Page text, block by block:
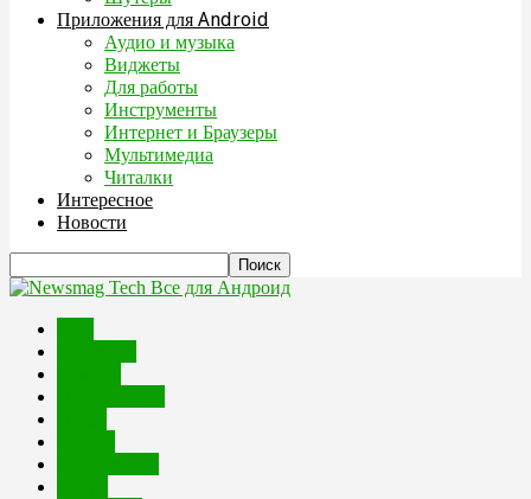
Приложения для Android
Аудио и музыка
Виджеты
Для работы
Инструменты
Интернет и Браузеры
Мультимедиа
Читалки
Интересное
Новости
Все для Андроид